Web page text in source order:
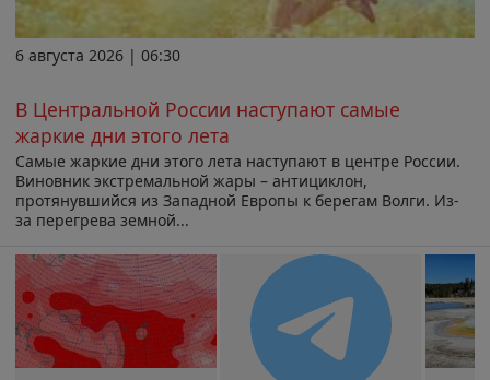
6 августа 2026 | 06:30
В Центральной России наступают самые
жаркие дни этого лета
Самые жаркие дни этого лета наступают в центре России.
Виновник экстремальной жары – антициклон,
протянувшийся из Западной Европы к берегам Волги. Из-
за перегрева земной...